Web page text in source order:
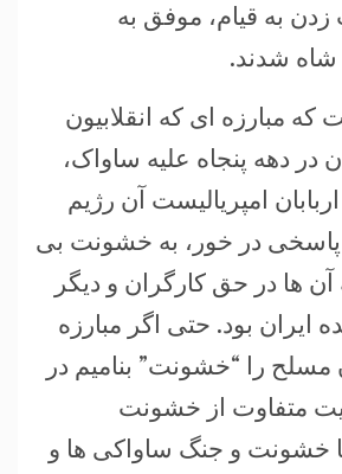
به قیام، موفق به
شدند.
مبارزه ای که انقلابیون
در دهه پنجاه علیه ساواک،
امپریالیست آن رژیم
پاسخی در خور، به خشونت بی
آن ها در حق کارگران و دیگر
ایران بود. حتی اگر مبارزه
مسلح را “خشونت” بنامیم در
متفاوت از خشونت
خشونت و جنگ ساواکی ها و